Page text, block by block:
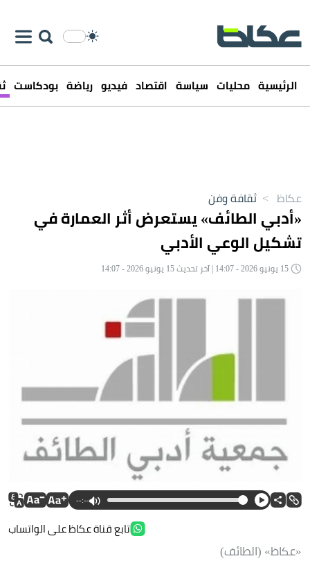
الرئيسية محليات سياسة اقتصاد فيديو رياضة بودكاست
عكاظ > ثقافة وفن
«أدبي الطائف» يستعرض أثر العمارة في
تشكيل الوعي الأدبي
--:--
تابع قناة عكاظ على الواتساب
«عكاظ» (الطائف)